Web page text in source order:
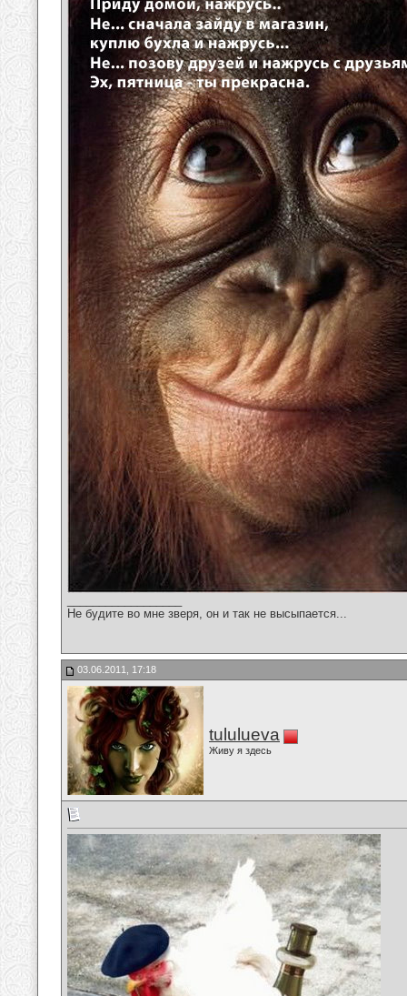
Не будите во мне зверя, он и так не высыпается...
03.06.2011, 17:18
tululueva
Живу я здесь